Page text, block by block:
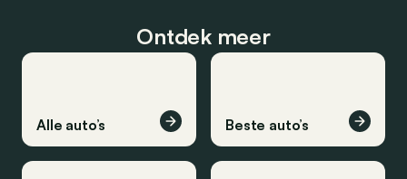
Ontdek meer
Alle auto’s Beste auto’s